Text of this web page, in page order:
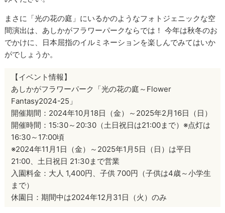
まさに「光の花の庭」にいるかのようなフォトジェニックな空
間演出は、あしかがフラワーパークならでは！ 今年は秋冬のお
でかけに、日本屈指のイルミネーションを楽しんでみてはいか
がでしょうか。
【イベント情報】
あしかがフラワーパーク「光の花の庭～Flower
Fantasy2024-25」
開催期間：2024年10月18日（金）～2025年2月16日（日）
開催時間：15:30～20:30（土日祝日は21:00まで）※点灯は
16:30～17:00頃
※2024年11月1日（金）～2025年1月5日（日）は平日
21:00、土日祝日 21:30まで営業
入園料金：大人 1,400円、子供 700円（子供は4歳～小学生
まで）
休園日：期間中は2024年12月31日（火）のみ